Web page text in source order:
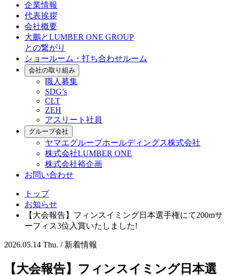
企業情報
代表挨拶
会社概要
大鵬とLUMBER ONE GROUP
との繋がり
ショールーム・打ち合わせルーム
会社の取り組み
職人募集
SDG’s
CLT
ZEH
アスリート社員
グループ会社
ヤマエグループホールディングス株式会社
株式会社LUMBER ONE
株式会社裕企画
お問い合わせ
トップ
お知らせ
【大会報告】フィンスイミング日本選手権にて200mサ
ーフィス3位入賞いたしました!
2026.05.14 Thu. / 新着情報
【大会報告】フィンスイミング日本選